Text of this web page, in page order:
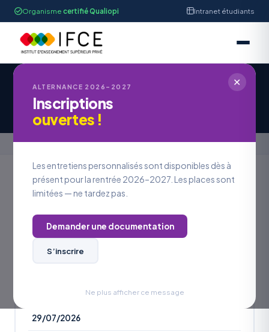
Organisme certifié Qualiopi Intranet étudiants
✕
ALTERNANCE 2026–2027
Inscriptions
ouvertes !
Les entretiens personnalisés sont disponibles dès à
présent pour la rentrée 2026–2027. Les places sont
limitées — ne tardez pas.
Demander une documentation
S’inscrire
Ne plus afficher ce message
IFCE STRASBOURG
Offre d'Emploi #OE2026-901
Accueil › Offres en alternance › Offre d'Emploi #OE2026-901
Retour aux offres
LOCALISATION
Alsace
29/07/2026